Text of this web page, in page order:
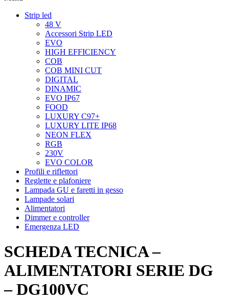
Strip led
48 V
Accessori Strip LED
EVO
HIGH EFFICIENCY
COB
COB MINI CUT
DIGITAL
DINAMIC
EVO IP67
FOOD
LUXURY C97+
LUXURY LITE IP68
NEON FLEX
RGB
230V
EVO COLOR
Profili e riflettori
Reglette e plafoniere
Lampada GU e faretti in gesso
Lampade solari
Alimentatori
Dimmer e controller
Emergenza LED
SCHEDA TECNICA –
ALIMENTATORI SERIE DG
– DG100VC